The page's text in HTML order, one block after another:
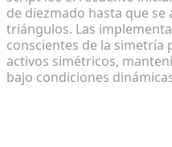
de diezmado hasta que se
triángulos. Las
conscientes de la simetría
activos simétricos,
bajo condiciones